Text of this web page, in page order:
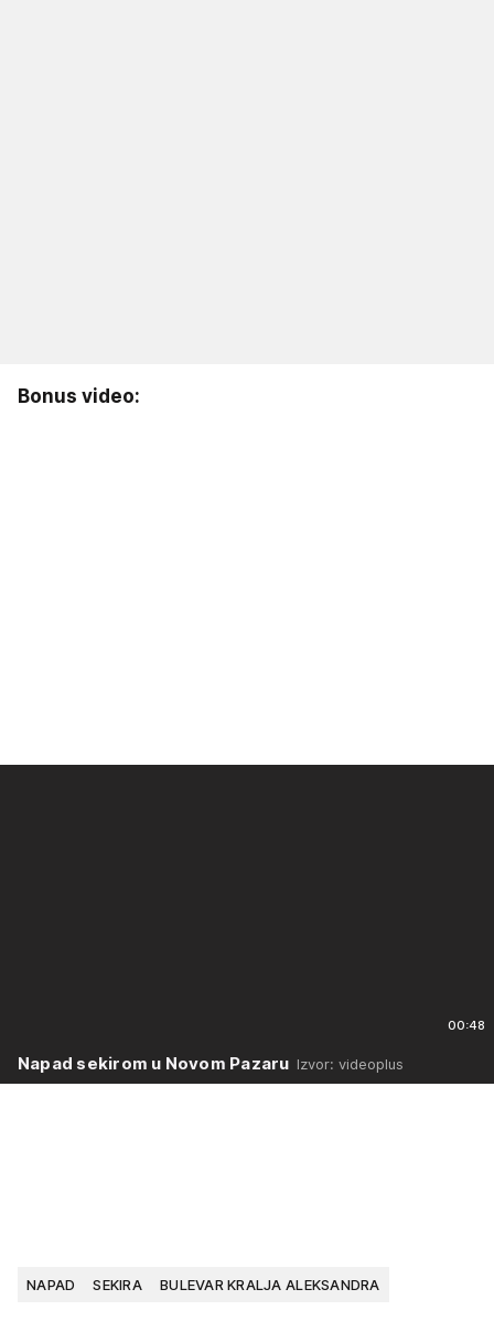
Bonus video:
00:48
Napad sekirom u Novom Pazaru Izvor: videoplus
NAPAD SEKIRA BULEVAR KRALJA ALEKSANDRA